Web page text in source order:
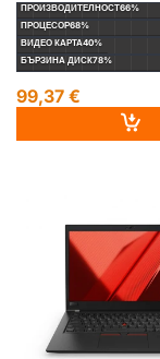
ПРОИЗВОДИТЕЛНОСТ66%
ПРОЦЕСОР68%
ВИДЕО КАРТА40%
БЪРЗИНА ДИСК78%
99,37 €